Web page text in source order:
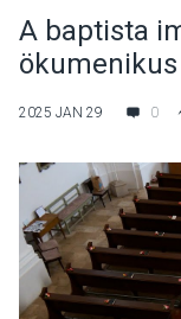
A baptista
2025 JAN 29 0